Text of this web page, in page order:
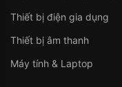
Thiết bị điện gia dụng
Thiết bị âm thanh
Máy tính & Laptop